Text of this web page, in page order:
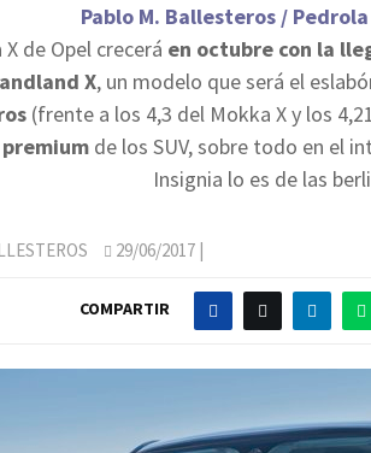
Pablo M. Ballesteros /
de Opel crecerá en octubre con la
X, un modelo que será el
(frente a los 4,3 del Mokka X y los
premiumde los SUV, sobre todo en el
Insignia lo es de las
29/06/2017 |
COMPARTIR